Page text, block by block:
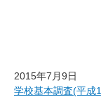
2015年7月9日
学校基本調査(平成